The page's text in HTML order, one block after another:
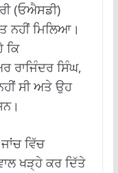
(ਓਐਸਡੀ)
ਨਹੀਂ ਮਿਲਿਆ।
ਕਿ
ਰਾਜਿੰਦਰ ਸਿੰਘ,
ਸੀ ਅਤੇ ਉਹ
ਵਿੱਚ
ਖੜ੍ਹੇ ਕਰ ਦਿੱਤੇ